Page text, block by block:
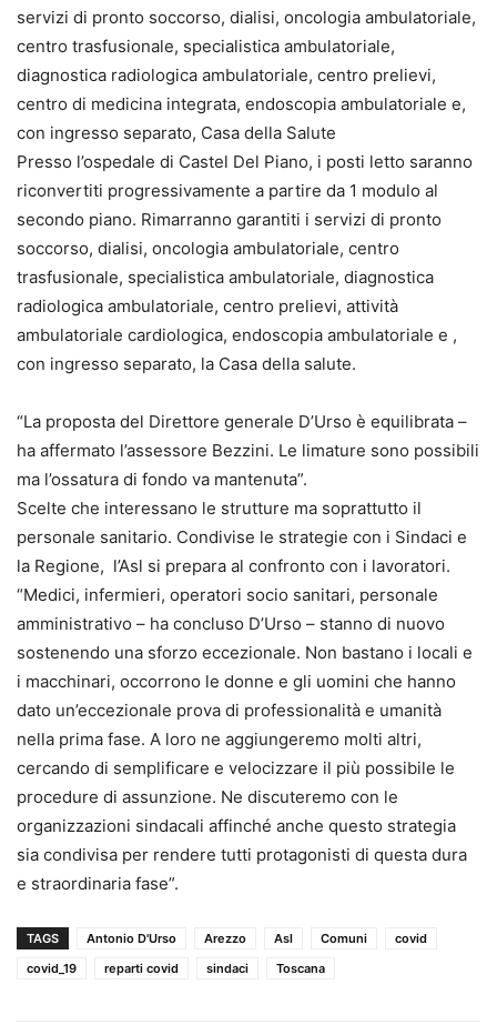
servizi di pronto soccorso, dialisi, oncologia ambulatoriale,
centro trasfusionale, specialistica ambulatoriale,
diagnostica radiologica ambulatoriale, centro prelievi,
centro di medicina integrata, endoscopia ambulatoriale e,
con ingresso separato, Casa della Salute
Presso l’ospedale di Castel Del Piano, i posti letto saranno
riconvertiti progressivamente a partire da 1 modulo al
secondo piano. Rimarranno garantiti i servizi di pronto
soccorso, dialisi, oncologia ambulatoriale, centro
trasfusionale, specialistica ambulatoriale, diagnostica
radiologica ambulatoriale, centro prelievi, attività
ambulatoriale cardiologica, endoscopia ambulatoriale e ,
con ingresso separato, la Casa della salute.
“La proposta del Direttore generale D’Urso è equilibrata –
ha affermato l’assessore Bezzini. Le limature sono possibili
ma l’ossatura di fondo va mantenuta”.
Scelte che interessano le strutture ma soprattutto il
personale sanitario. Condivise le strategie con i Sindaci e
la Regione, l’Asl si prepara al confronto con i lavoratori.
“Medici, infermieri, operatori socio sanitari, personale
amministrativo – ha concluso D’Urso – stanno di nuovo
sostenendo una sforzo eccezionale. Non bastano i locali e
i macchinari, occorrono le donne e gli uomini che hanno
dato un’eccezionale prova di professionalità e umanità
nella prima fase. A loro ne aggiungeremo molti altri,
cercando di semplificare e velocizzare il più possibile le
procedure di assunzione. Ne discuteremo con le
organizzazioni sindacali affinché anche questo strategia
sia condivisa per rendere tutti protagonisti di questa dura
e straordinaria fase”.
TAGS Antonio D'Urso Arezzo Asl Comuni
covid
covid_19
reparti covid sindaci Toscana